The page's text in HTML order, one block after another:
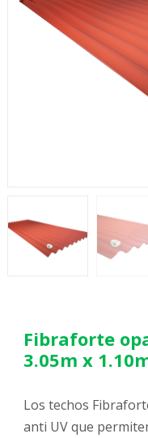
Fibraforte
3.05m x
Los techos
anti UV que